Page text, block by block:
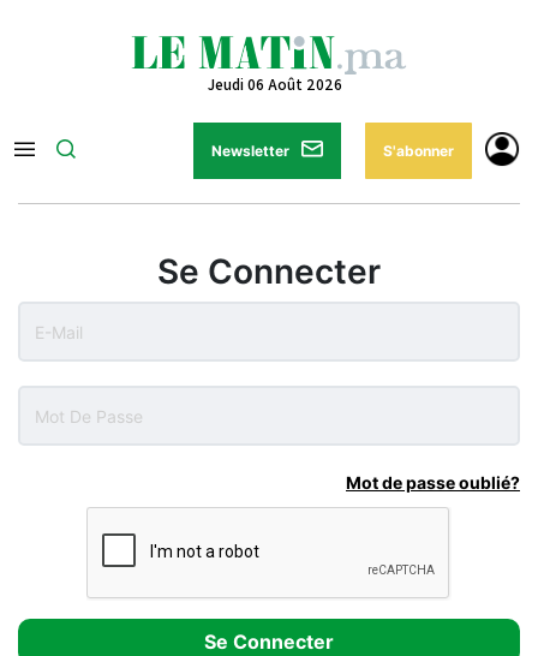
Jeudi 06 Août 2026
Newsletter S'abonner
Se Connecter
Mot de passe oublié?